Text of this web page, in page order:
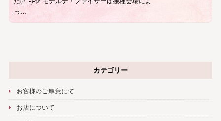
た(^_-)-☆ モデルナ・ファイザーは接種会場によ
っ…
カテゴリー
お客様のご厚意にて
お店について